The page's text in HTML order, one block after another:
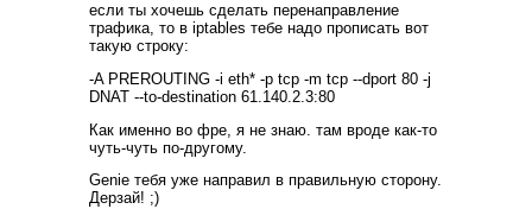
если ты хочешь сделать перенаправление
трафика, то в iptables тебе надо прописать вот
такую строку:
-A PREROUTING -i eth* -p tcp -m tcp --dport 80 -j
DNAT --to-destination 61.140.2.3:80
Как именно во фре, я не знаю. там вроде как-то
чуть-чуть по-другому.
Genie тебя уже направил в правильную сторону.
Дерзай! ;)